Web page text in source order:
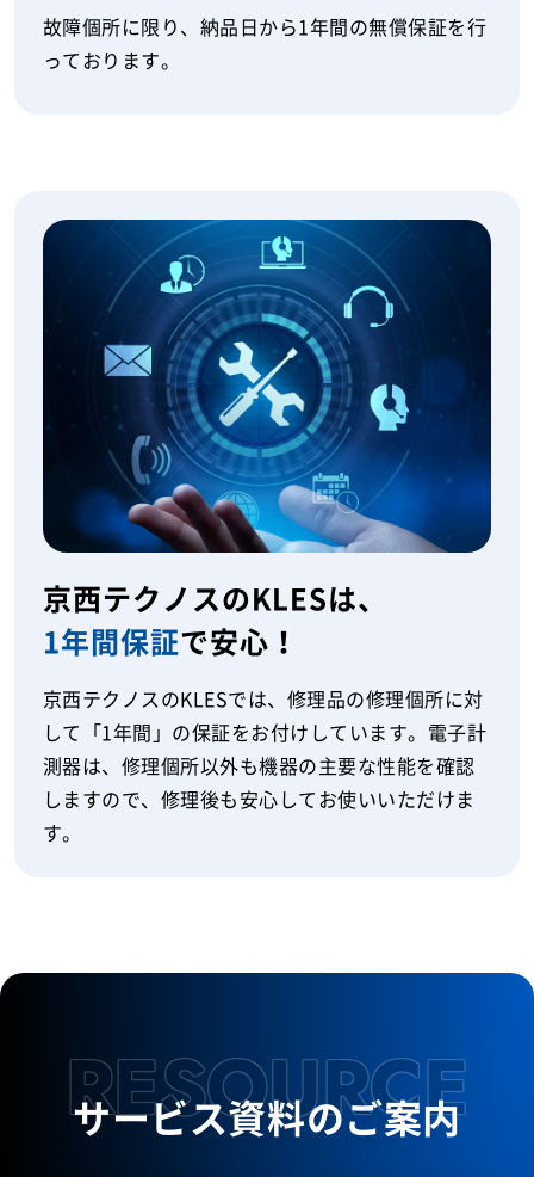
故障個所に限り、納品日から1年間の無償保証を行
っております。
京西テクノスのKLESは、
1年間保証で安心！
京西テクノスのKLESでは、修理品の修理個所に対
して「1年間」の保証をお付けしています。電子計
測器は、修理個所以外も機器の主要な性能を確認
しますので、修理後も安心してお使いいただけま
す。
RESOURCE
サービス資料のご案内